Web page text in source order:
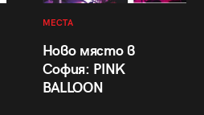
МЕСТА
Ново място в
София: PINK
BALLOON